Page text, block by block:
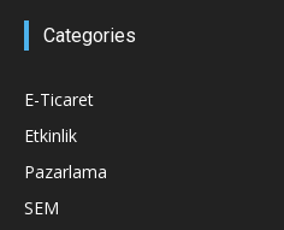
Categories
E-Ticaret
Etkinlik
Pazarlama
SEM